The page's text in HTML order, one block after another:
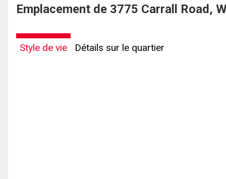
Emplacement de 3775 Carrall Road,
Style de vie Détails sur le quartier